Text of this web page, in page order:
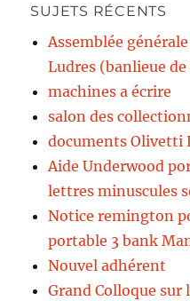
SUJETS RÉCENTS
Assemblée
Ludres (banlieue
machines a écrire
salon des
documents Olivetti
Aide Underwood
lettres minuscules
Notice remington
portable 3 bank
Nouvel adhérent
Grand Colloque sur